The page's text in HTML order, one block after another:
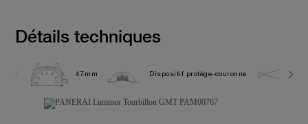
Détails techniques
47mm Dispositif protège-couronne